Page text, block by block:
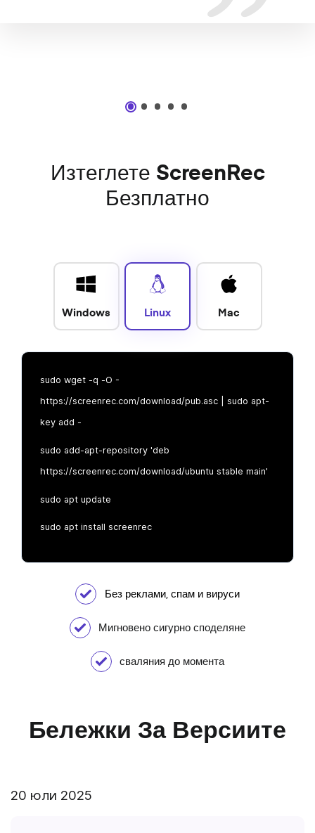
Изтеглете ScreenRec
Безплатно
Windows Linux Mac
sudo wget -q -O -
https://screenrec.com/download/pub.asc | sudo apt-
key add -
sudo add-apt-repository 'deb
https://screenrec.com/download/ubuntu stable main'
sudo apt update
sudo apt install screenrec
Без реклами, спам и вируси
Мигновено сигурно споделяне
сваляния до момента
Бележки За Версиите
20 юли 2025